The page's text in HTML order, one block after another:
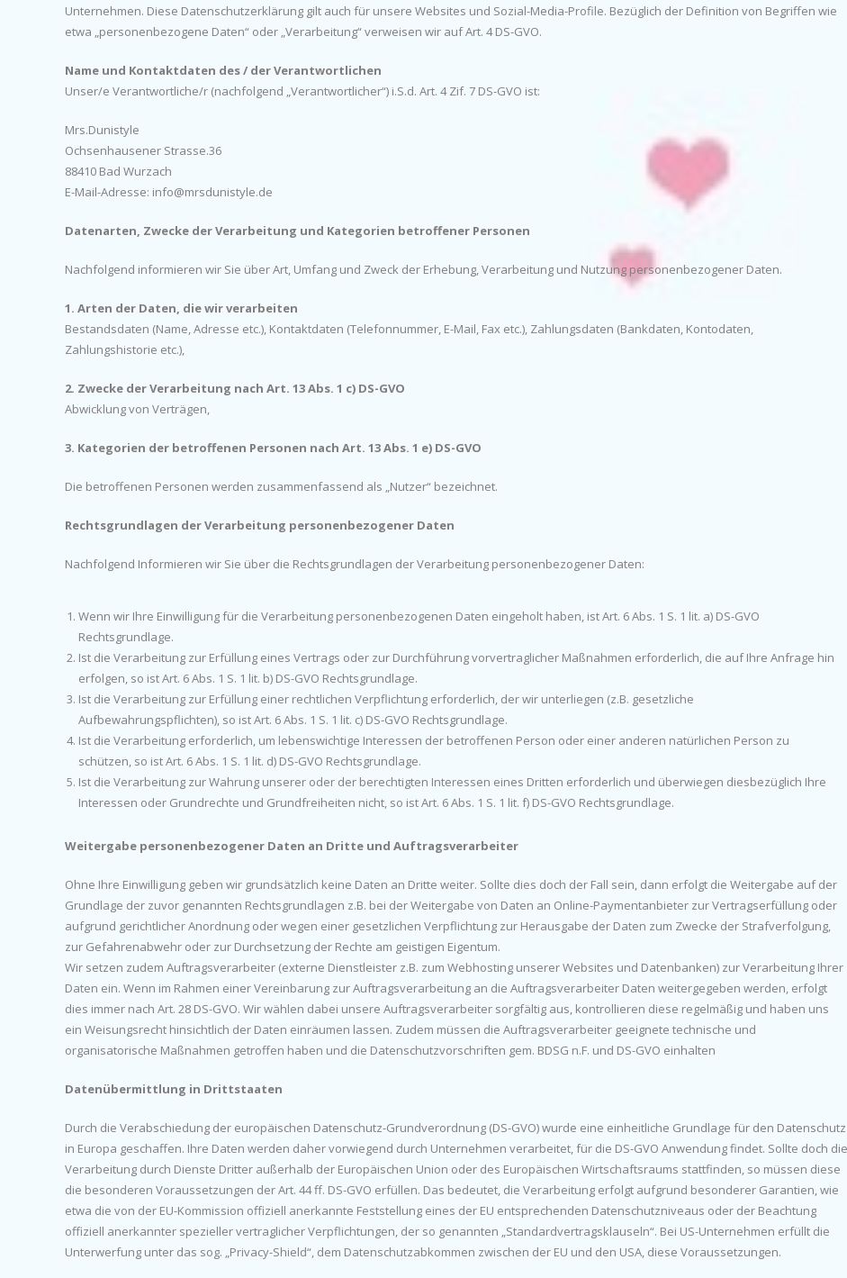
Unternehmen. Diese Datenschutzerklärung gilt auch für unsere Websites und Sozial-Media-Profile. Bezüglich der Definition von Begriffen wie
etwa „personenbezogene Daten“ oder „Verarbeitung“ verweisen wir auf Art. 4 DS-GVO.
Name und Kontaktdaten des / der Verantwortlichen
Unser/e Verantwortliche/r (nachfolgend „Verantwortlicher“) i.S.d. Art. 4 Zif. 7 DS-GVO ist:
Mrs.Dunistyle
Ochsenhausener Strasse.36
88410 Bad Wurzach
E-Mail-Adresse: info@mrsdunistyle.de
Datenarten, Zwecke der Verarbeitung und Kategorien betroffener Personen
Nachfolgend informieren wir Sie über Art, Umfang und Zweck der Erhebung, Verarbeitung und Nutzung personenbezogener Daten.
1. Arten der Daten, die wir verarbeiten
Bestandsdaten (Name, Adresse etc.), Kontaktdaten (Telefonnummer, E-Mail, Fax etc.), Zahlungsdaten (Bankdaten, Kontodaten,
Zahlungshistorie etc.),
2. Zwecke der Verarbeitung nach Art. 13 Abs. 1 c) DS-GVO
Abwicklung von Verträgen,
3. Kategorien der betroffenen Personen nach Art. 13 Abs. 1 e) DS-GVO
Die betroffenen Personen werden zusammenfassend als „Nutzer“ bezeichnet.
Rechtsgrundlagen der Verarbeitung personenbezogener Daten
Nachfolgend Informieren wir Sie über die Rechtsgrundlagen der Verarbeitung personenbezogener Daten:
Wenn wir Ihre Einwilligung für die Verarbeitung personenbezogenen Daten eingeholt haben, ist Art. 6 Abs. 1 S. 1 lit. a) DS-GVO
Rechtsgrundlage.
Ist die Verarbeitung zur Erfüllung eines Vertrags oder zur Durchführung vorvertraglicher Maßnahmen erforderlich, die auf Ihre Anfrage hin
erfolgen, so ist Art. 6 Abs. 1 S. 1 lit. b) DS-GVO Rechtsgrundlage.
Ist die Verarbeitung zur Erfüllung einer rechtlichen Verpflichtung erforderlich, der wir unterliegen (z.B. gesetzliche
Aufbewahrungspflichten), so ist Art. 6 Abs. 1 S. 1 lit. c) DS-GVO Rechtsgrundlage.
Ist die Verarbeitung erforderlich, um lebenswichtige Interessen der betroffenen Person oder einer anderen natürlichen Person zu
schützen, so ist Art. 6 Abs. 1 S. 1 lit. d) DS-GVO Rechtsgrundlage.
Ist die Verarbeitung zur Wahrung unserer oder der berechtigten Interessen eines Dritten erforderlich und überwiegen diesbezüglich Ihre
Interessen oder Grundrechte und Grundfreiheiten nicht, so ist Art. 6 Abs. 1 S. 1 lit. f) DS-GVO Rechtsgrundlage.
Weitergabe personenbezogener Daten an Dritte und Auftragsverarbeiter
Ohne Ihre Einwilligung geben wir grundsätzlich keine Daten an Dritte weiter. Sollte dies doch der Fall sein, dann erfolgt die Weitergabe auf der
Grundlage der zuvor genannten Rechtsgrundlagen z.B. bei der Weitergabe von Daten an Online-Paymentanbieter zur Vertragserfüllung oder
aufgrund gerichtlicher Anordnung oder wegen einer gesetzlichen Verpflichtung zur Herausgabe der Daten zum Zwecke der Strafverfolgung,
zur Gefahrenabwehr oder zur Durchsetzung der Rechte am geistigen Eigentum.
Wir setzen zudem Auftragsverarbeiter (externe Dienstleister z.B. zum Webhosting unserer Websites und Datenbanken) zur Verarbeitung Ihrer
Daten ein. Wenn im Rahmen einer Vereinbarung zur Auftragsverarbeitung an die Auftragsverarbeiter Daten weitergegeben werden, erfolgt
dies immer nach Art. 28 DS-GVO. Wir wählen dabei unsere Auftragsverarbeiter sorgfältig aus, kontrollieren diese regelmäßig und haben uns
ein Weisungsrecht hinsichtlich der Daten einräumen lassen. Zudem müssen die Auftragsverarbeiter geeignete technische und
organisatorische Maßnahmen getroffen haben und die Datenschutzvorschriften gem. BDSG n.F. und DS-GVO einhalten
Datenübermittlung in Drittstaaten
Durch die Verabschiedung der europäischen Datenschutz-Grundverordnung (DS-GVO) wurde eine einheitliche Grundlage für den Datenschutz
in Europa geschaffen. Ihre Daten werden daher vorwiegend durch Unternehmen verarbeitet, für die DS-GVO Anwendung findet. Sollte doch die
Verarbeitung durch Dienste Dritter außerhalb der Europäischen Union oder des Europäischen Wirtschaftsraums stattfinden, so müssen diese
die besonderen Voraussetzungen der Art. 44 ff. DS-GVO erfüllen. Das bedeutet, die Verarbeitung erfolgt aufgrund besonderer Garantien, wie
etwa die von der EU-Kommission offiziell anerkannte Feststellung eines der EU entsprechenden Datenschutzniveaus oder der Beachtung
offiziell anerkannter spezieller vertraglicher Verpflichtungen, der so genannten „Standardvertragsklauseln“. Bei US-Unternehmen erfüllt die
Unterwerfung unter das sog. „Privacy-Shield“, dem Datenschutzabkommen zwischen der EU und den USA, diese Voraussetzungen.